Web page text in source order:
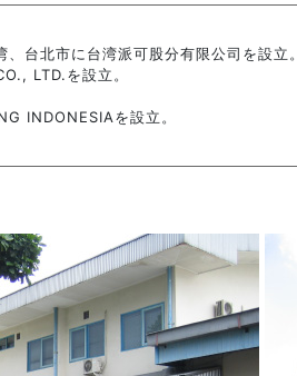
台北市に台湾派可股分有限公司を設立。
LTD.を設立。
INDONESIAを設立。